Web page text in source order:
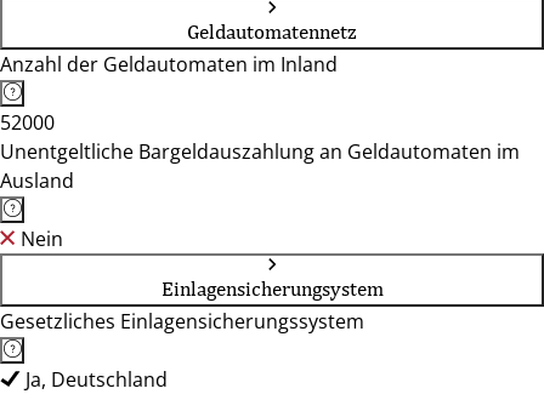
Geldautomatennetz
Anzahl der Geldautomaten im Inland
52000
Unentgeltliche Bargeldauszahlung an Geldautomaten im
Ausland
Nein
Einlagensicherungsystem
Gesetzliches Einlagensicherungssystem
Ja, Deutschland